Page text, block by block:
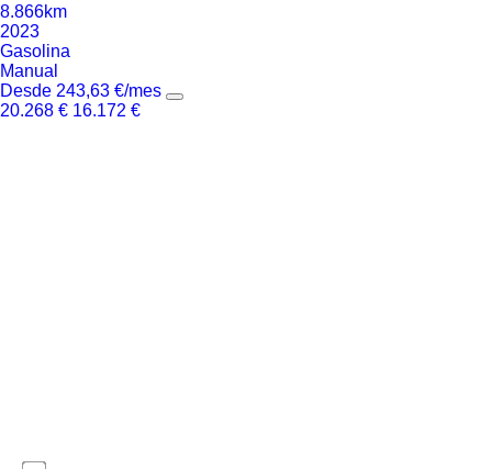
8.866km
2023
Gasolina
Manual
Desde 243,63 €/mes
20.268 € 16.172 €